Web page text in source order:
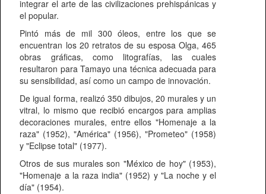
integrar el arte de las civilizaciones prehispánicas y
el popular.
Pintó más de mil 300 óleos, entre los que se
encuentran los 20 retratos de su esposa Olga, 465
obras gráficas, como litografías, las cuales
resultaron para Tamayo una técnica adecuada para
su sensibilidad, así como un campo de innovación.
De igual forma, realizó 350 dibujos, 20 murales y un
vitral, lo mismo que recibió encargos para amplias
decoraciones murales, entre ellos "Homenaje a la
raza" (1952), "América" (1956), "Prometeo" (1958)
y "Eclipse total" (1977).
Otros de sus murales son "México de hoy" (1953),
"Homenaje a la raza india" (1952) y "La noche y el
día" (1954).